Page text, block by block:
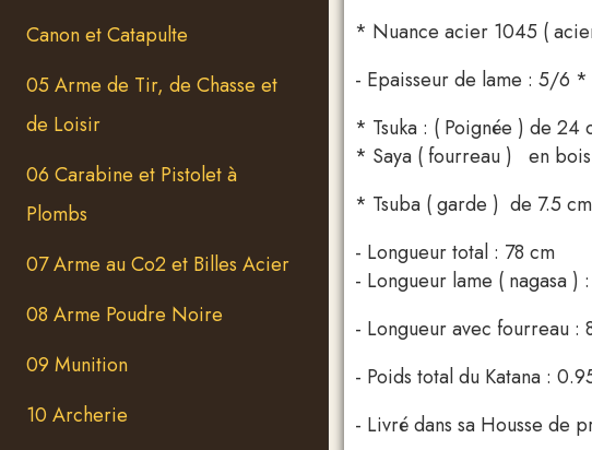
Canon et Catapulte
05 Arme de Tir, de Chasse et
de Loisir
06 Carabine et Pistolet à
Plombs
07 Arme au Co2 et Billes Acier
08 Arme Poudre Noire
09 Munition
10 Archerie
* Nuance acier 1045 (
- Epaisseur
* Tsuka : ( Poignée ) de
* Saya ( fourreau ) en
* Tsuba ( garde ) de 7.5 cm
- Longueur total : 78 cm
- Longueur lame ( nagasa )
- Longueur avec fourreau :
- Poids total du Katana :
- Livré dans sa Housse de